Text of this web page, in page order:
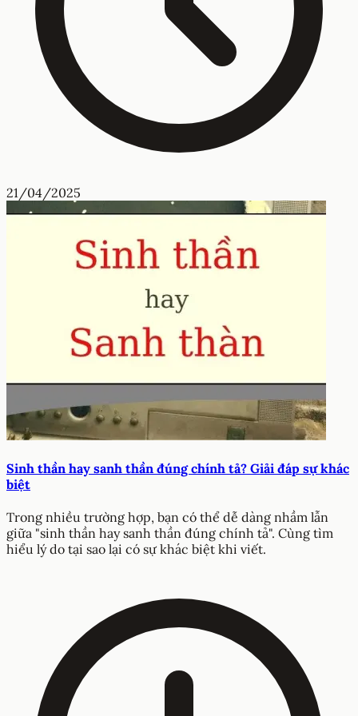
21/04/2025
Sinh thần hay sanh thần đúng chính tả? Giải đáp sự khác
biệt
Trong nhiều trường hợp, bạn có thể dễ dàng nhầm lẫn
giữa "sinh thần hay sanh thần đúng chính tả". Cùng tìm
hiểu lý do tại sao lại có sự khác biệt khi viết.